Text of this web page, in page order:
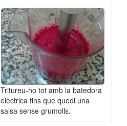
Tritureu-ho tot amb la batedora
elèctrica fins que quedi una
salsa sense grumolls.